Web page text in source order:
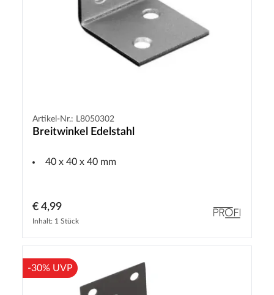
Artikel-Nr.: L8050302
Breitwinkel Edelstahl
40 x 40 x 40 mm
€ 4,99
Inhalt: 1 Stück
-30% UVP